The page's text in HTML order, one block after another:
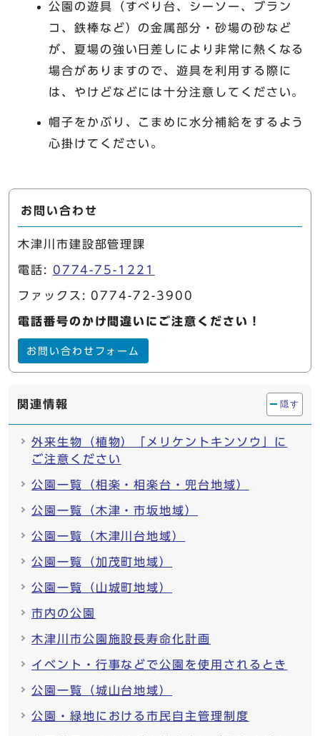
公園の遊具（すべり台、シーソー、ブラン
コ、鉄棒など）の金属部分・砂場の砂など
が、夏場の強い日差しにより非常に熱くなる
場合がありますので、遊具を利用する際に
は、やけどなどには十分注意してください。
帽子をかぶり、こまめに水分補給をするよう
心掛けてください。
お問い合わせ
木津川市建設部管理課
電話: 0774-75-1221
ファックス: 0774-72-3900
電話番号のかけ間違いにご注意ください！
お問い合わせフォーム
関連情報 隠す
外来生物（植物）「メリケントキンソウ」に
ご注意ください
公園一覧（相楽・相楽台・兜台地域）
公園一覧（木津・市坂地域）
公園一覧（木津川台地域）
公園一覧（加茂町地域）
公園一覧（山城町地域）
市内の公園
木津川市公園施設長寿命化計画
イベント・行事などで公園を使用されるとき
公園一覧（城山台地域）
公園・緑地における市民自主管理制度